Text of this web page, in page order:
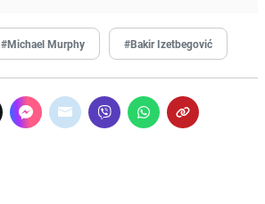
#Michael Murphy #Bakir Izetbegović